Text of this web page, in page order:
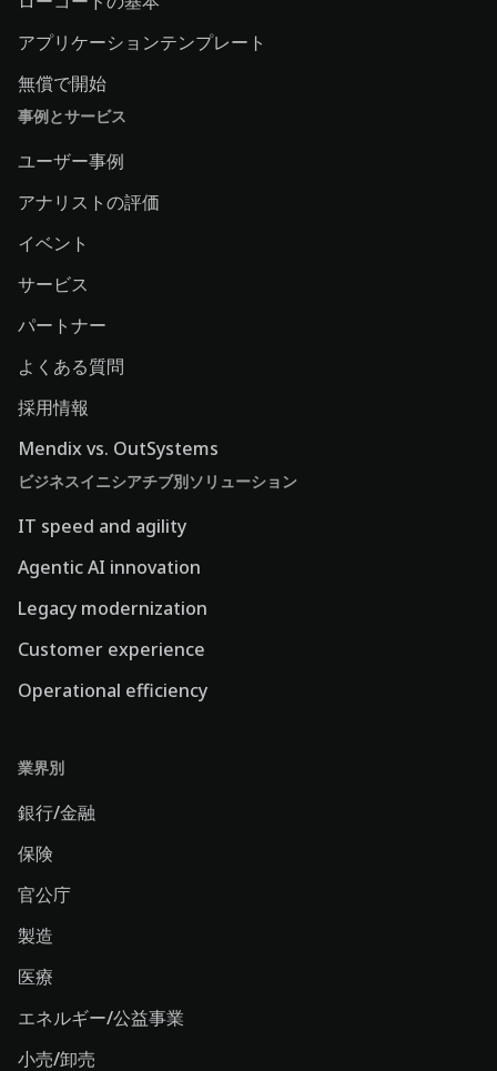
アプリケーションテンプレート
無償で開始
事例とサービス
ユーザー事例
アナリストの評価
イベント
サービス
パートナー
よくある質問
採用情報
Mendix vs. OutSystems
ビジネスイニシアチブ別ソリューション
IT speed and agility
Agentic AI innovation
Legacy modernization
Customer experience
Operational efficiency
業界別
銀行/金融
保険
官公庁
製造
医療
エネルギー/公益事業
小売/卸売